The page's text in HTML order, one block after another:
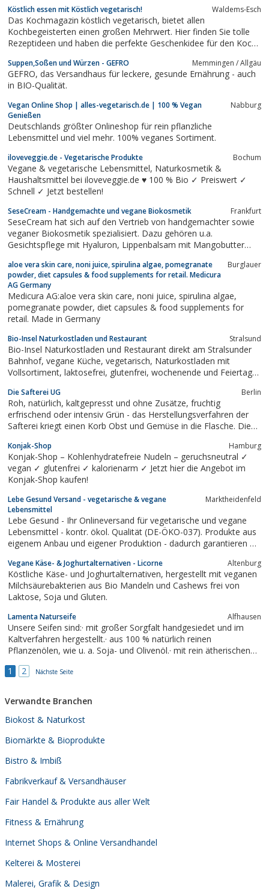
Köstlich essen mit Köstlich vegetarisch! Waldems-Esch
Das Kochmagazin köstlich vegetarisch, bietet allen
Kochbegeisterten einen großen Mehrwert. Hier finden Sie tolle
Rezeptideen und haben die perfekte Geschenkidee für den Koch
Suppen,Soßen und Würzen - GEFRO Memmingen / Allgäu
GEFRO, das Versandhaus für leckere, gesunde Ernährung - auch
in BIO-Qualität.
Vegan Online Shop | alles-vegetarisch.de | 100 % Vegan
Genießen
Nabburg
Deutschlands größter Onlineshop für rein pflanzliche
Lebensmittel und viel mehr. 100% veganes Sortiment.
iloveveggie.de - Vegetarische Produkte Bochum
Vegane & vegetarische Lebensmittel, Naturkosmetik &
Haushaltsmittel bei iloveveggie.de ♥ 100 % Bio ✓ Preiswert ✓
Schnell ✓ Jetzt bestellen!
SeseCream - Handgemachte und vegane Biokosmetik Frankfurt
SeseCream hat sich auf den Vertrieb von handgemachter sowie
veganer Biokosmetik spezialisiert. Dazu gehören u.a.
Gesichtspflege mit Hyaluron, Lippenbalsam mit Mangobutter
Bienenwachs wird trockene Haut wieder mit genügend
Feuchtigkeit versorgt und kann diese auch wieder...
aloe vera skin care, noni juice, spirulina algae, pomegranate
powder, diet capsules & food supplements for retail. Medicura
AG Germany
Burglauer
Medicura AG:aloe vera skin care, noni juice, spirulina algae,
pomegranate powder, diet capsules & food supplements for
retail. Made in Germany
Bio-Insel Naturkostladen und Restaurant Stralsund
Bio-Insel Naturkostladen und Restaurant direkt am Stralsunder
Bahnhof, vegane Küche, vegetarisch, Naturkostladen mit
Vollsortiment, laktosefrei, glutenfrei, wochenende und Feiertage
Die Safterei UG Berlin
Roh, natürlich, kaltgepresst und ohne Zusätze, fruchtig
erfrischend oder intensiv Grün - das Herstellungsverfahren der
Safterei kriegt einen Korb Obst und Gemüse in die Flasche. Die
optimal verwertet. Jetzt auf www.safterei.deDas Unternehmen
betreibt Tarek mit seinem...
Konjak-Shop Hamburg
Konjak-Shop – Kohlenhydratefreie Nudeln – geruchsneutral ✓
vegan ✓ glutenfrei ✓ kalorienarm ✓ Jetzt hier die Angebot im
Konjak-Shop kaufen!
Lebe Gesund Versand - vegetarische & vegane
Lebensmittel
Marktheidenfeld
Lebe Gesund - Ihr Onlineversand für vegetarische und vegane
Lebensmittel - kontr. ökol. Qualität (DE-ÖKO-037). Produkte aus
eigenem Anbau und eigener Produktion - dadurch garantieren wir
Vegane Käse- & Joghurtalternativen - Licorne Altenburg
Köstliche Käse- und Joghurtalternativen, hergestellt mit veganen
Milchsäurebakterien aus Bio Mandeln und Cashews frei von
Laktose, Soja und Gluten.
Lamenta Naturseife Alfhausen
Unsere Seifen sind:· mit großer Sorgfalt handgesiedet und im
Kaltverfahren hergestellt.· aus 100 % natürlich reinen
Pflanzenölen, wie u. a. Soja- und Olivenöl.· mit rein ätherischen
entspricht dem pflegenden Anteil unverseifter Öle.· nach einer...
1 2 Nächste Seite
Verwandte Branchen
Biokost & Naturkost
Biomärkte & Bioprodukte
Bistro & Imbiß
Fabrikverkauf & Versandhäuser
Fair Handel & Produkte aus aller Welt
Fitness & Ernährung
Internet Shops & Online Versandhandel
Kelterei & Mosterei
Malerei, Grafik & Design